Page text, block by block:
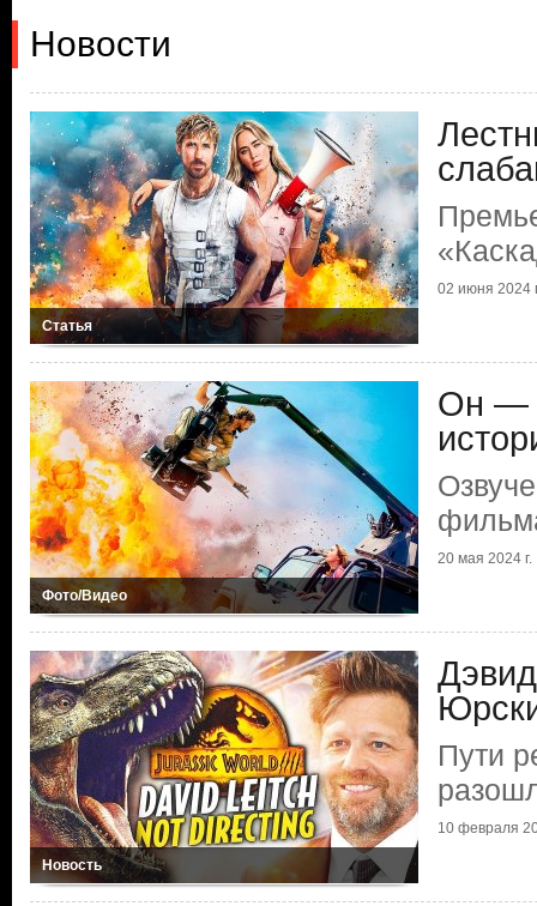
Новости
Статья
02 июня 2024
Фото/Видео
Он —
20 мая 2024 г.
Новость
Пути
10 февраля